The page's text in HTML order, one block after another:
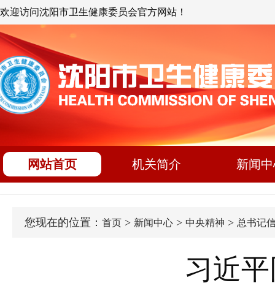
欢迎访问沈阳市卫生健康委员会官方网站！
网站首页 机关简介 新闻
您现在的位置： 首页 > 新闻中心 > 中央精神 > 总书记
习近